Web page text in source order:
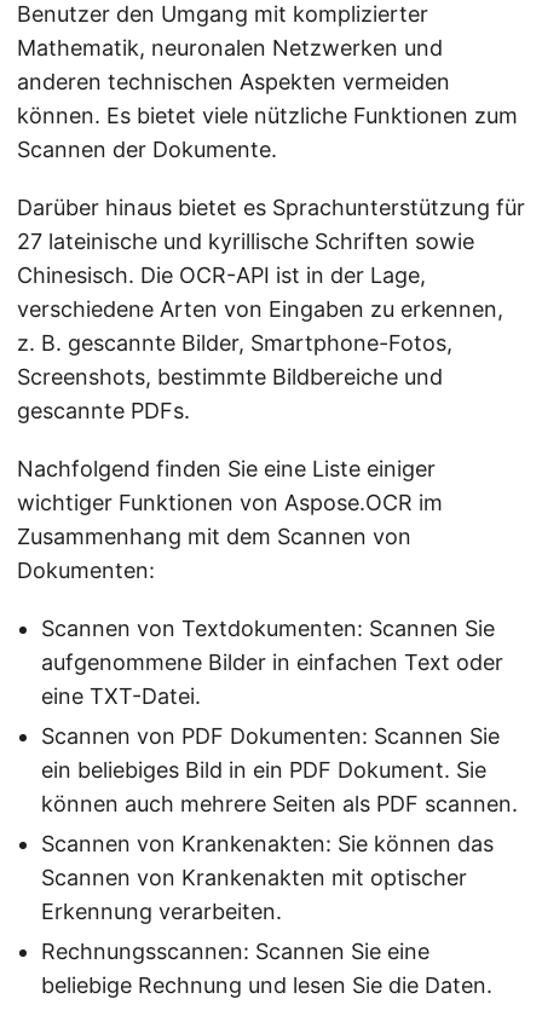
Benutzer den Umgang mit komplizierter
Mathematik, neuronalen Netzwerken und
anderen technischen Aspekten vermeiden
können. Es bietet viele nützliche Funktionen zum
Scannen der Dokumente.
Darüber hinaus bietet es Sprachunterstützung für
27 lateinische und kyrillische Schriften sowie
Chinesisch. Die OCR-API ist in der Lage,
verschiedene Arten von Eingaben zu erkennen,
z. B. gescannte Bilder, Smartphone-Fotos,
Screenshots, bestimmte Bildbereiche und
gescannte PDFs.
Nachfolgend finden Sie eine Liste einiger
wichtiger Funktionen von Aspose.OCR im
Zusammenhang mit dem Scannen von
Dokumenten:
Scannen von Textdokumenten: Scannen Sie
aufgenommene Bilder in einfachen Text oder
eine TXT-Datei.
Scannen von PDF Dokumenten: Scannen Sie
ein beliebiges Bild in ein PDF Dokument. Sie
können auch mehrere Seiten als PDF scannen.
Scannen von Krankenakten: Sie können das
Scannen von Krankenakten mit optischer
Erkennung verarbeiten.
Rechnungsscannen: Scannen Sie eine
beliebige Rechnung und lesen Sie die Daten.